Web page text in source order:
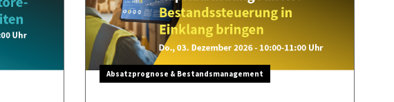
Absatzprognose & Bestandsmanagement